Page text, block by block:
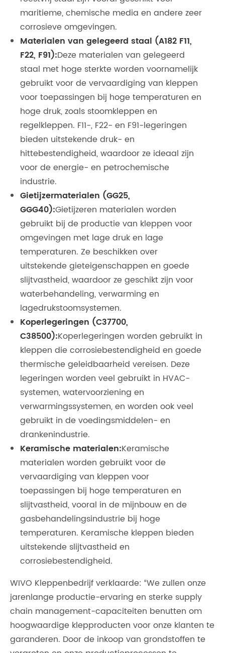
maritieme, chemische media en andere zeer
corrosieve omgevingen.
Materialen van gelegeerd staal (A182 F11,
F22, F91):Deze materialen van gelegeerd
staal met hoge sterkte worden voornamelijk
gebruikt voor de vervaardiging van kleppen
voor toepassingen bij hoge temperaturen en
hoge druk, zoals stoomkleppen en
regelkleppen. F11-, F22- en F91-legeringen
bieden uitstekende druk- en
hittebestendigheid, waardoor ze ideaal zijn
voor de energie- en petrochemische
industrie.
Gietijzermaterialen (GG25,
GGG40):Gietijzeren materialen worden
gebruikt bij de productie van kleppen voor
omgevingen met lage druk en lage
temperaturen. Ze beschikken over
uitstekende gieteigenschappen en goede
slijtvastheid, waardoor ze geschikt zijn voor
waterbehandeling, verwarming en
lagedrukstoomsystemen.
Koperlegeringen (C37700,
C38500):Koperlegeringen worden gebruikt in
kleppen die corrosiebestendigheid en goede
thermische geleidbaarheid vereisen. Deze
legeringen worden veel gebruikt in HVAC-
systemen, watervoorziening en
verwarmingssystemen, en worden ook veel
gebruikt in de voedingsmiddelen- en
drankenindustrie.
Keramische materialen:Keramische
materialen worden gebruikt voor de
vervaardiging van kleppen voor
toepassingen bij hoge temperaturen en
slijtvastheid, vooral in de mijnbouw en de
gasbehandelingsindustrie bij hoge
temperaturen. Keramische kleppen bieden
uitstekende slijtvastheid en
corrosiebestendigheid.
WIVO Kleppenbedrijf verklaarde: “We zullen onze
jarenlange productie-ervaring en sterke supply
chain management-capaciteiten benutten om
hoogwaardige klepproducten voor onze klanten te
garanderen. Door de inkoop van grondstoffen te